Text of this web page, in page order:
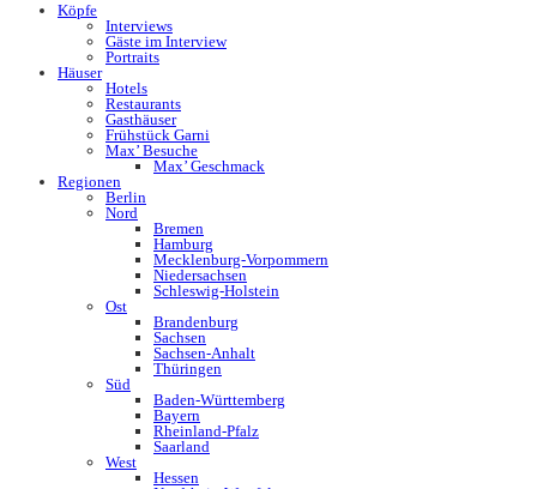
Köpfe
Interviews
Gäste im Interview
Portraits
Häuser
Hotels
Restaurants
Gasthäuser
Frühstück Garni
Max’ Besuche
Max’ Geschmack
Regionen
Berlin
Nord
Bremen
Hamburg
Mecklenburg-Vorpommern
Niedersachsen
Schleswig-Holstein
Ost
Brandenburg
Sachsen
Sachsen-Anhalt
Thüringen
Süd
Baden-Württemberg
Bayern
Rheinland-Pfalz
Saarland
West
Hessen